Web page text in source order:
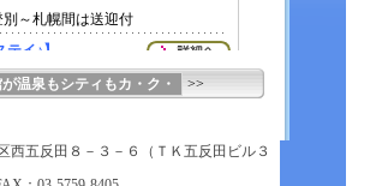
が温泉もシティもカ・ク・ >>
五反田８－３－６（ＴＫ五反田ビル３